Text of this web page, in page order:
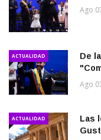
Ago
ACTUALIDAD
De
Ago
ACTUALIDAD
Las